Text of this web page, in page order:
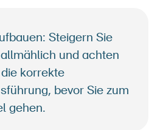
Steigern Sie
und achten
korrekte
bevor Sie zum
gehen.